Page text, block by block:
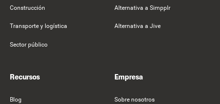
Construcción
Transporte y logística
Sector público
Alternativa a Simpplr
Alternativa a Jive
Recursos
Blog
Empresa
Sobre nosotros